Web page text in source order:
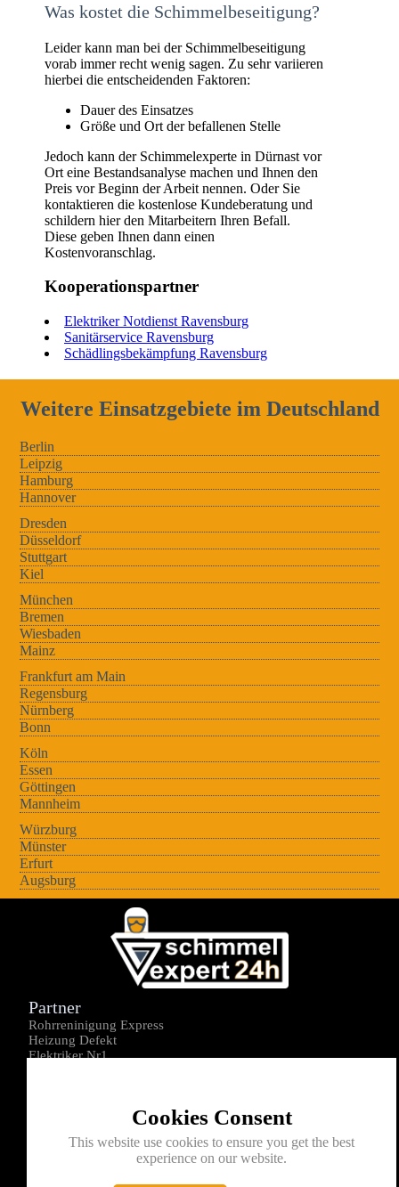
Was kostet die Schimmelbeseitigung?
Leider kann man bei der Schimmelbeseitigung
vorab immer recht wenig sagen. Zu sehr variieren
hierbei die entscheidenden Faktoren:
Dauer des Einsatzes
Größe und Ort der befallenen Stelle
Jedoch kann der Schimmelexperte in Dürnast vor
Ort eine Bestandsanalyse machen und Ihnen den
Preis vor Beginn der Arbeit nennen. Oder Sie
kontaktieren die kostenlose Kundeberatung und
schildern hier den Mitarbeitern Ihren Befall.
Diese geben Ihnen dann einen
Kostenvoranschlag.
Kooperationspartner
Elektriker Notdienst Ravensburg
Sanitärservice Ravensburg
Schädlingsbekämpfung Ravensburg
Weitere Einsatzgebiete im Deutschland
Berlin
Leipzig
Hamburg
Hannover
Dresden
Düsseldorf
Stuttgart
Kiel
München
Bremen
Wiesbaden
Mainz
Frankfurt am Main
Regensburg
Nürnberg
Bonn
Köln
Essen
Göttingen
Mannheim
Würzburg
Münster
Erfurt
Augsburg
Cookies Consent
This website use cookies to ensure you get the best
experience on our website.
Partner
Rohrreninigung Express
Heizung Defekt
Elektriker Nr1
Kontakt